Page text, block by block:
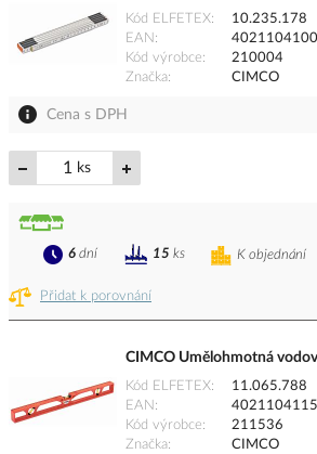
Kód ELFETEX
10.235.178
EAN
Kód výrobce
210004
Značka
CIMCO
Cena s DPH
ks
Přidat k porovnání
K objednání
6 dní 15 ks
CIMCO Umělohmotná
Kód ELFETEX
11.065.788
EAN
Kód výrobce
211536
Značka
CIMCO